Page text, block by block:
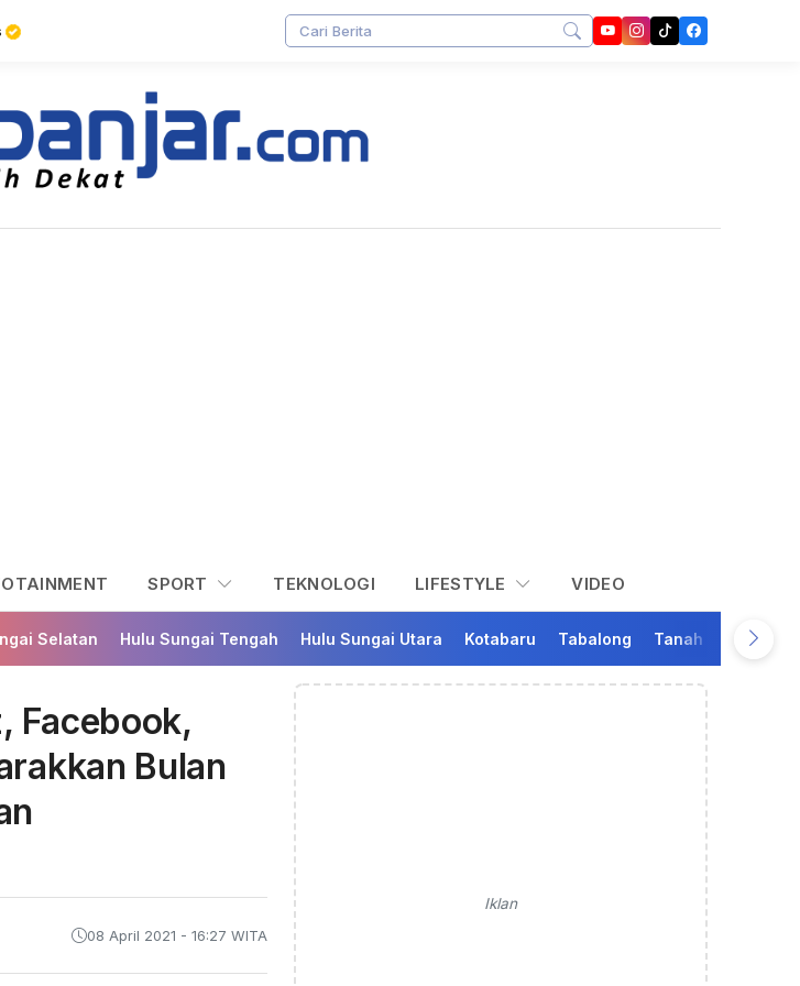
SPORT TEKNOLOGI LIFESTYLE VIDEO
Selatan Hulu Sungai Tengah Hulu Sungai Utara Kotabaru Tabalong Tanah Bumbu
Facebook,
Bulan
08 April 2021 - 16:27 WITA
Iklan